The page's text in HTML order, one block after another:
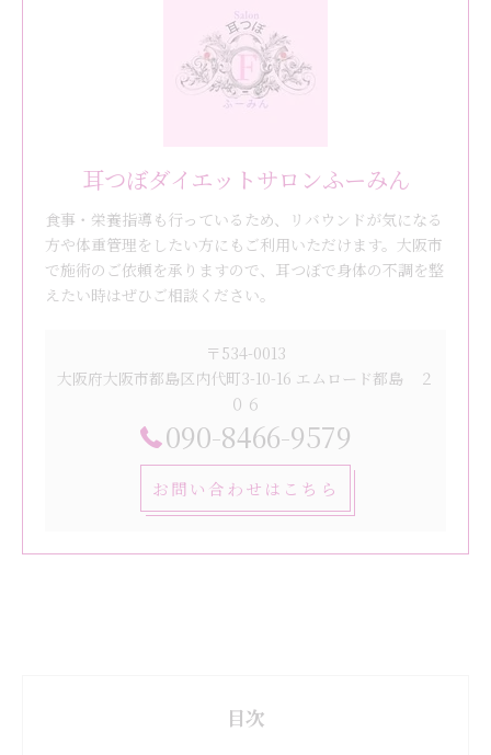
耳つぼダイエットサロンふーみん
食事・栄養指導も行っているため、リバウンドが気になる
方や体重管理をしたい方にもご利用いただけます。大阪市
で施術のご依頼を承りますので、耳つぼで身体の不調を整
えたい時はぜひご相談ください。
〒534-0013
大阪府大阪市都島区内代町3-10-16 エムロード都島 ２
０６
090-8466-9579
お問い合わせはこちら
目次